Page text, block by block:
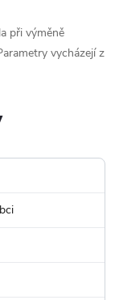
při výměně
vycházejí z